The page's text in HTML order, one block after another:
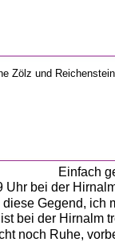
Einfach
Uhr bei der
diese Gegend, ich
bei der Hirnalm
noch Ruhe,